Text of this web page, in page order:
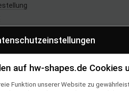
und
auf hw-shapes.de Cookies
Funktion unserer Website zu